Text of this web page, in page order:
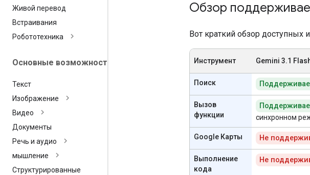
Живой перевод
Встраивания
Робототехника
Основные возможности
Текст
Изображение
Видео
Документы
Речь и аудио
мышление
Структурированные
Обзор
Вот краткий обзор доступных
Инструмент Gemini 3.1
Поиск
Вызов
функции
синхронном
Google Карты Не
Выполнение
кода
Не